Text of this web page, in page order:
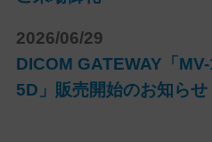
2026/06/29
DICOM GATEWAY「
5D」販売開始のお知らせ